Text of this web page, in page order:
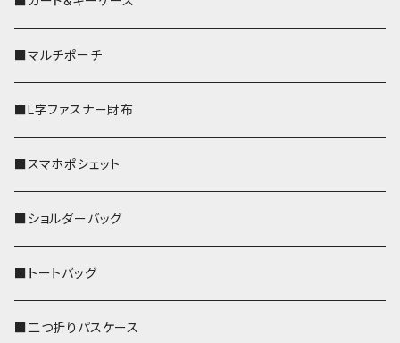
■マルチポーチ
■L字ファスナー財布
■スマホポシェット
■ショルダーバッグ
■トートバッグ
■二つ折りパスケース